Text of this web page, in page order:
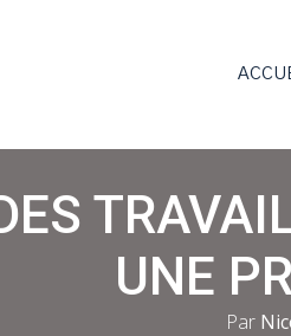
UNE
Par